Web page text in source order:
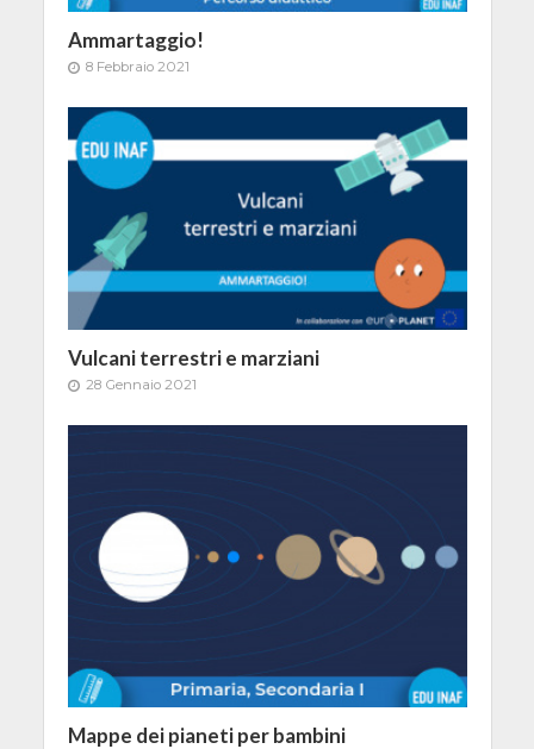
Ammartaggio!
8 Febbraio 2021
Vulcani terrestri e marziani
28 Gennaio 2021
Mappe dei pianeti per bambini